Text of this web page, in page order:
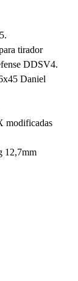
tirador
DDSV4.
Daniel
modificadas
12,7mm